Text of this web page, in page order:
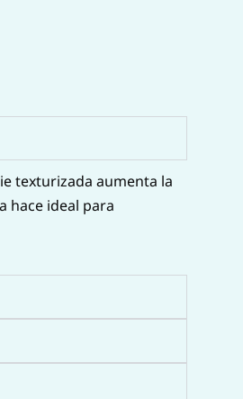
texturizada aumenta la
hace ideal para